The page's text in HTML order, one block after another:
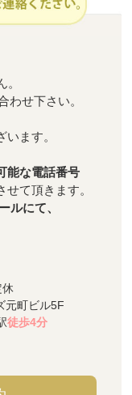
わせ下さい。
ます。
な電話番号
て頂きます。
ルにて、
休
元町ビル5F
徒歩4分